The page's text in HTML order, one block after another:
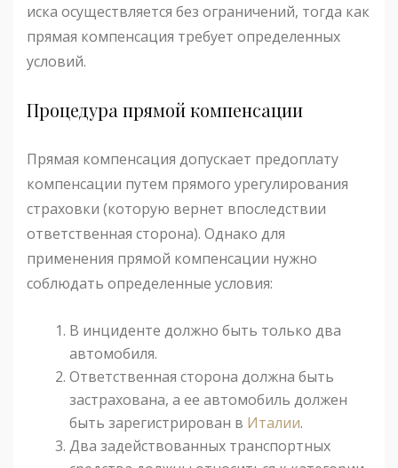
иска осуществляется без ограничений, тогда как
прямая компенсация требует определенных
условий.
Процедура прямой компенсации
Прямая компенсация допускает предоплату
компенсации путем прямого урегулирования
страховки (которую вернет впоследствии
ответственная сторона). Однако для
применения прямой компенсации нужно
соблюдать определенные условия:
В инциденте должно быть только два
автомобиля.
Ответственная сторона должна быть
застрахована, а ее автомобиль должен
быть зарегистрирован в Италии.
Два задействованных транспортных